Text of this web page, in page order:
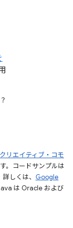
クリエイティブ・コモ
。コードサンプルは
しくは、 Google
は Oracle および